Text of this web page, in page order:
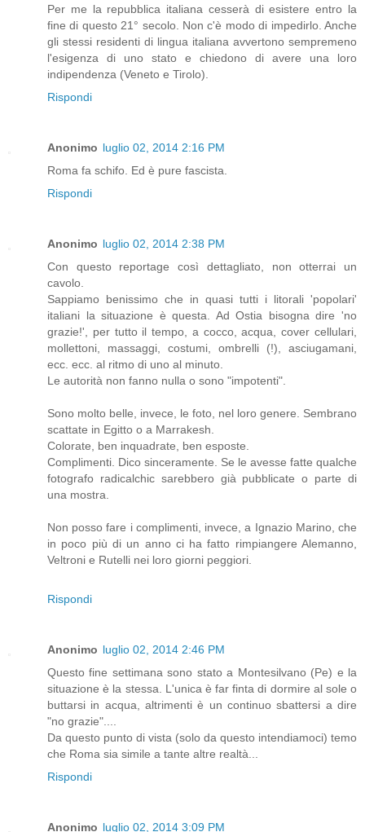
Per me la repubblica italiana cesserà di esistere entro la
fine di questo 21° secolo. Non c'è modo di impedirlo. Anche
gli stessi residenti di lingua italiana avvertono sempremeno
l'esigenza di uno stato e chiedono di avere una loro
indipendenza (Veneto e Tirolo).
Rispondi
Anonimo luglio 02, 2014 2:16 PM
Roma fa schifo. Ed è pure fascista.
Rispondi
Anonimo luglio 02, 2014 2:38 PM
Con questo reportage così dettagliato, non otterrai un
cavolo.
Sappiamo benissimo che in quasi tutti i litorali 'popolari'
italiani la situazione è questa. Ad Ostia bisogna dire 'no
grazie!', per tutto il tempo, a cocco, acqua, cover cellulari,
mollettoni, massaggi, costumi, ombrelli (!), asciugamani,
ecc. ecc. al ritmo di uno al minuto.
Le autorità non fanno nulla o sono "impotenti".
Sono molto belle, invece, le foto, nel loro genere. Sembrano
scattate in Egitto o a Marrakesh.
Colorate, ben inquadrate, ben esposte.
Complimenti. Dico sinceramente. Se le avesse fatte qualche
fotografo radicalchic sarebbero già pubblicate o parte di
una mostra.
Non posso fare i complimenti, invece, a Ignazio Marino, che
in poco più di un anno ci ha fatto rimpiangere Alemanno,
Veltroni e Rutelli nei loro giorni peggiori.
Rispondi
Anonimo luglio 02, 2014 2:46 PM
Questo fine settimana sono stato a Montesilvano (Pe) e la
situazione è la stessa. L'unica è far finta di dormire al sole o
buttarsi in acqua, altrimenti è un continuo sbattersi a dire
"no grazie"....
Da questo punto di vista (solo da questo intendiamoci) temo
che Roma sia simile a tante altre realtà...
Rispondi
Anonimo luglio 02, 2014 3:09 PM